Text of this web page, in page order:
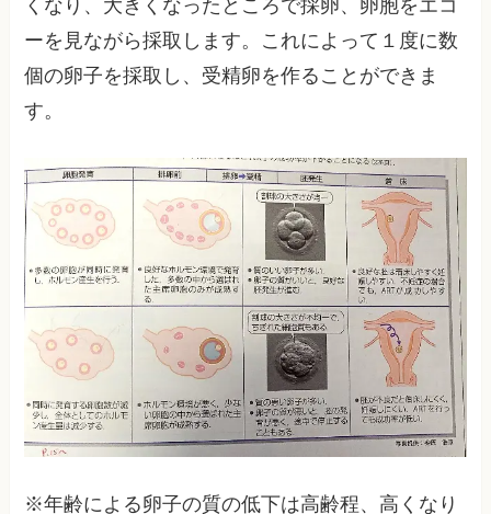
くなり、大きくなったところで採卵、卵胞をエコ
ーを見ながら採取します。これによって１度に数
個の卵子を採取し、受精卵を作ることができま
す。
※年齢による卵子の質の低下は高齢程、高くなり